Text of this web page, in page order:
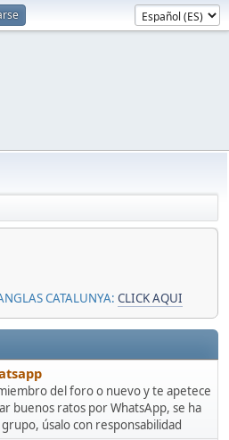
CATALUNYA: CLICK AQUI
del foro o nuevo y te apetece
buenos ratos por WhatsApp, se ha
úsalo con responsabilidad